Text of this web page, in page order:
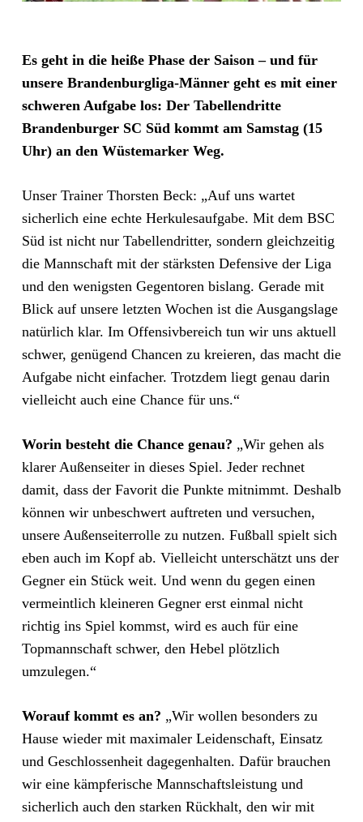
Es geht in die heiße Phase der Saison – und für
unsere Brandenburgliga-Männer geht es mit einer
schweren Aufgabe los: Der Tabellendritte
Brandenburger SC Süd kommt am Samstag (15
Uhr) an den Wüstemarker Weg.
Unser Trainer Thorsten Beck: „Auf uns wartet
sicherlich eine echte Herkulesaufgabe. Mit dem BSC
Süd ist nicht nur Tabellendritter, sondern gleichzeitig
die Mannschaft mit der stärksten Defensive der Liga
und den wenigsten Gegentoren bislang. Gerade mit
Blick auf unsere letzten Wochen ist die Ausgangslage
natürlich klar. Im Offensivbereich tun wir uns aktuell
schwer, genügend Chancen zu kreieren, das macht die
Aufgabe nicht einfacher. Trotzdem liegt genau darin
vielleicht auch eine Chance für uns.“
Worin besteht die Chance genau? „Wir gehen als
klarer Außenseiter in dieses Spiel. Jeder rechnet
damit, dass der Favorit die Punkte mitnimmt. Deshalb
können wir unbeschwert auftreten und versuchen,
unsere Außenseiterrolle zu nutzen. Fußball spielt sich
eben auch im Kopf ab. Vielleicht unterschätzt uns der
Gegner ein Stück weit. Und wenn du gegen einen
vermeintlich kleineren Gegner erst einmal nicht
richtig ins Spiel kommst, wird es auch für eine
Topmannschaft schwer, den Hebel plötzlich
umzulegen.“
Worauf kommt es an? „Wir wollen besonders zu
Hause wieder mit maximaler Leidenschaft, Einsatz
und Geschlossenheit dagegenhalten. Dafür brauchen
wir eine kämpferische Mannschaftsleistung und
sicherlich auch den starken Rückhalt, den wir mit